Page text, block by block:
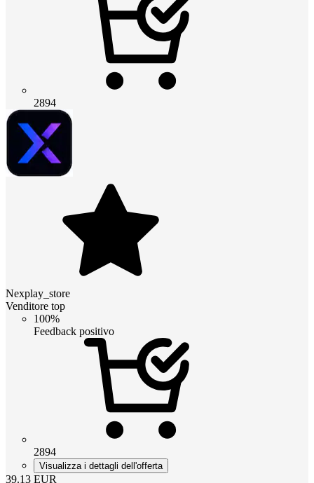
2894
Nexplay_store
Venditore top
100%
Feedback positivo
2894
Visualizza i dettagli dell'offerta
39.13 EUR